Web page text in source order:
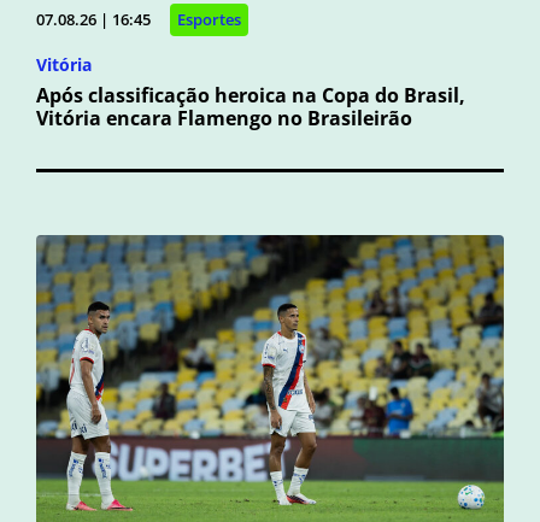
07.08.26 | 16:45 Esportes
Vitória
Após classificação heroica na Copa do Brasil,
Vitória encara Flamengo no Brasileirão